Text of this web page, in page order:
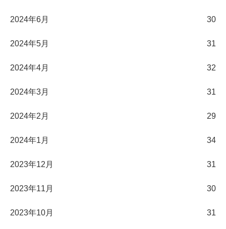
2024年6月 30
2024年5月 31
2024年4月 32
2024年3月 31
2024年2月 29
2024年1月 34
2023年12月 31
2023年11月 30
2023年10月 31